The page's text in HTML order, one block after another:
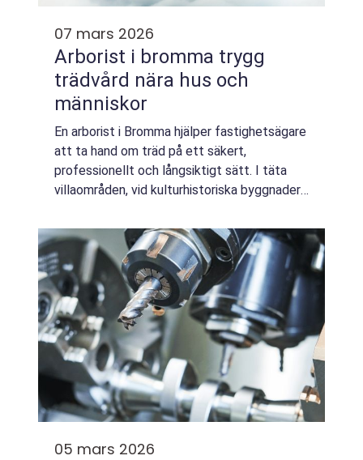
07 mars 2026
Arborist i bromma trygg
trädvård nära hus och
människor
En arborist i Bromma hjälper fastighetsägare
att ta hand om träd på ett säkert,
professionellt och långsiktigt sätt. I täta
villaområden, vid kulturhistoriska byggnader
både teknik och omdöme. Träden ska ...
05 mars 2026